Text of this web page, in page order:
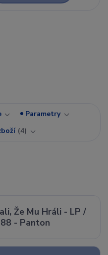
Parametry
4
Že Mu Hráli - LP /
- Panton